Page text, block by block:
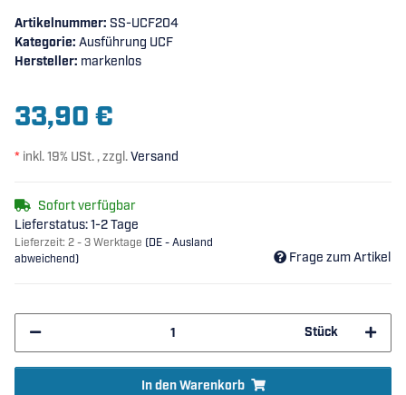
Artikelnummer: SS-UCF204
Kategorie: Ausführung UCF
Hersteller: markenlos
33,90 €
* inkl. 19% USt. , zzgl.Versand
Sofort verfügbar
Lieferstatus: 1-2 Tage
Lieferzeit: 2 - 3 Werktage (DE - Ausland
abweichend)
Frage zum Artikel
Stück
In den Warenkorb